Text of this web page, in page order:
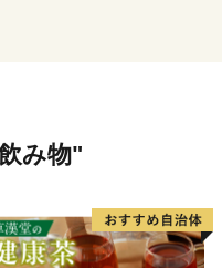
、施策に反映させてま
願いいたします。
み物"